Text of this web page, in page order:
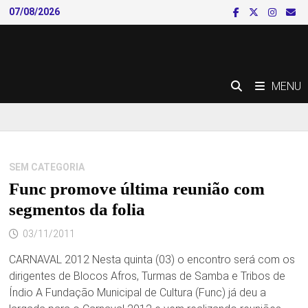
Skip
to
07/08/2026
MENU
SEM CATEGORIA
Func promove última reunião com
segmentos da folia
03/11/2011
CARNAVAL 2012 Nesta quinta (03) o encontro será com os
dirigentes de Blocos Afros, Turmas de Samba e Tribos de
Índio A Fundação Municipal de Cultura (Func) já deu a